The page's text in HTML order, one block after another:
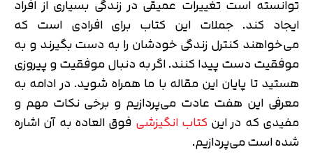
توانسته است تغییرات عمیقی در زندگی بسیاری از افراد
ایجاد کند. جملات این کتاب برای افرادی است که
می‌خواهند کنترل زندگی خودشان را به دست بگیرند و به
موفقیت دست پیدا کنند. اگر به دنبال موفقیت و پیروزی
هستید تا پایان این مقاله با ما همراه شوید. در ادامه به
معرفی این هفت عادت می‌پردازیم و برخی نکات مهم و
مفیدی که در این کتاب انگیزشی فوق العاده به آن اشاره
شده است می‌پردازیم.